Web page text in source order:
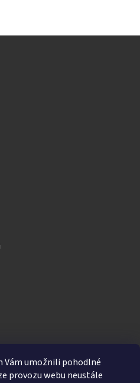
Vám umožnili pohodlné
provozu webu neustále